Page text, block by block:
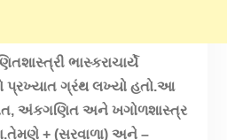
ભાસ્કરાચાર્યે
પ્રખ્યાત ગ્રંથ લખ્યો હતો.આ
અંકગણિત અને ખગોળશાસ્ત્ર
+ (સરવાળા) અને –